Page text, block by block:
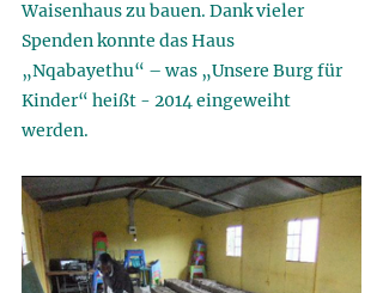
Waisenhaus zu bauen. Dank vieler
Spenden konnte das Haus
„Nqabayethu“ – was „Unsere Burg für
Kinder“ heißt - 2014 eingeweiht
werden.